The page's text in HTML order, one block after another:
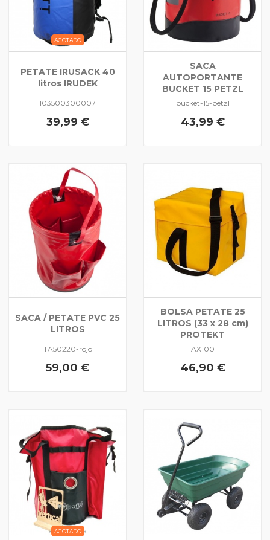
AGOTADO
PETATE IRUSACK 40
litros IRUDEK
103500300007
39,99 €
SACA
AUTOPORTANTE
BUCKET 15 PETZL
bucket-15-petzl
43,99 €
SACA / PETATE PVC 25
LITROS
TA50220-rojo
59,00 €
BOLSA PETATE 25
LITROS (33 x 28 cm)
PROTEKT
AX100
46,90 €
AGOTADO